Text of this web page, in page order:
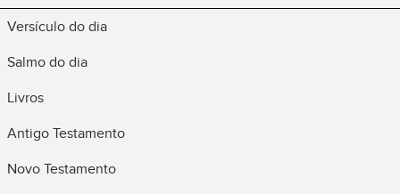
Versículo do dia
Salmo do dia
Livros
Antigo Testamento
Novo Testamento